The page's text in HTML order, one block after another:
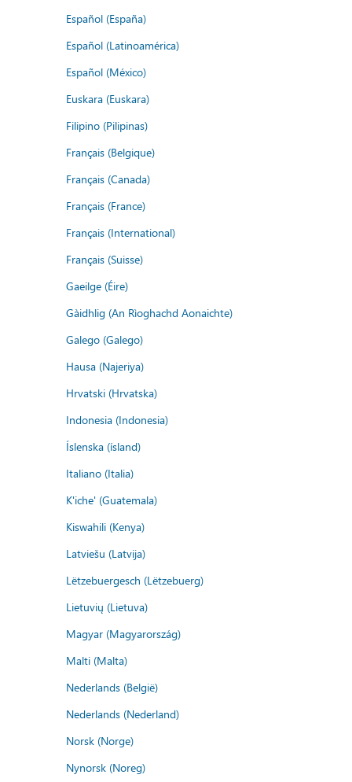
Español (España)
Español (Latinoamérica)
Español (México)
Euskara (Euskara)
Filipino (Pilipinas)
Français (Belgique)
Français (Canada)
Français (France)
Français (International)
Français (Suisse)
Gaeilge (Éire)
Gàidhlig (An Rìoghachd Aonaichte)
Galego (Galego)
Hausa (Najeriya)
Hrvatski (Hrvatska)
Indonesia (Indonesia)
Íslenska (ísland)
Italiano (Italia)
K'iche' (Guatemala)
Kiswahili (Kenya)
Latviešu (Latvija)
Lëtzebuergesch (Lëtzebuerg)
Lietuvių (Lietuva)
Magyar (Magyarország)
Malti (Malta)
Nederlands (België)
Nederlands (Nederland)
Norsk (Norge)
Nynorsk (Noreg)